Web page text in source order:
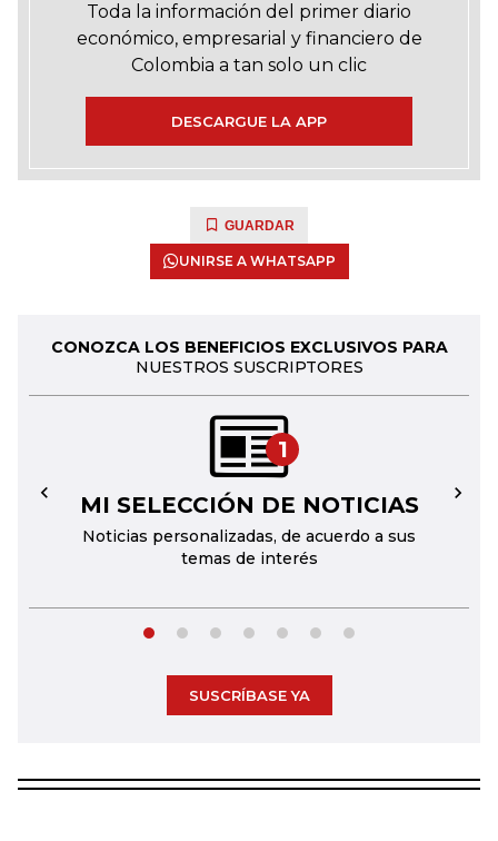
Toda la información del primer diario
económico, empresarial y financiero de
Colombia a tan solo un clic
DESCARGUE LA APP
GUARDAR
UNIRSE A WHATSAPP
CONOZCA LOS BENEFICIOS EXCLUSIVOS PARA
NUESTROS SUSCRIPTORES
1
MI SELECCIÓN DE NOTICIAS
Noticias personalizadas, de acuerdo a sus
temas de interés
← →
SUSCRÍBASE YA